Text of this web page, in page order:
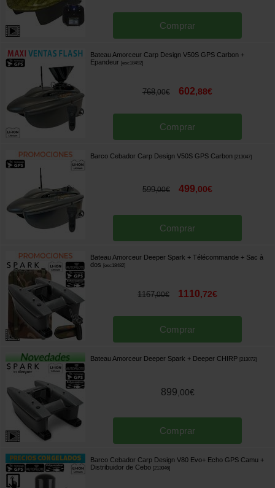
Comprar
Bateau Amorceur Carp Design V50S GPS Carbon +
Epandeur [esc18492]
768,00€ 602,88€
Comprar
Barco Cebador Carp Design V50S GPS Carbon [213047]
599,00€ 499,00€
Comprar
Bateau Amorceur Deeper Spark + Télécommande + Sac à
dos [esc18482]
1167,00€ 1110,72€
Comprar
Bateau Amorceur Deeper Spark + Deeper CHIRP [213072]
899 00€
Comprar
Barco Cebador Carp Design V80 Evo+ Echo GPS Camu +
Distribuidor de Cebo [213046]